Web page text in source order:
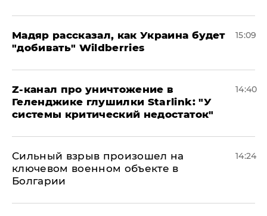
Мадяр рассказал, как Украина будет
"добивать" Wildberries
15:09
Z-канал про уничтожение в
Геленджике глушилки Starlink: "У
системы критический недостаток"
14:40
Сильный взрыв произошел на
ключевом военном объекте в
Болгарии
14:24